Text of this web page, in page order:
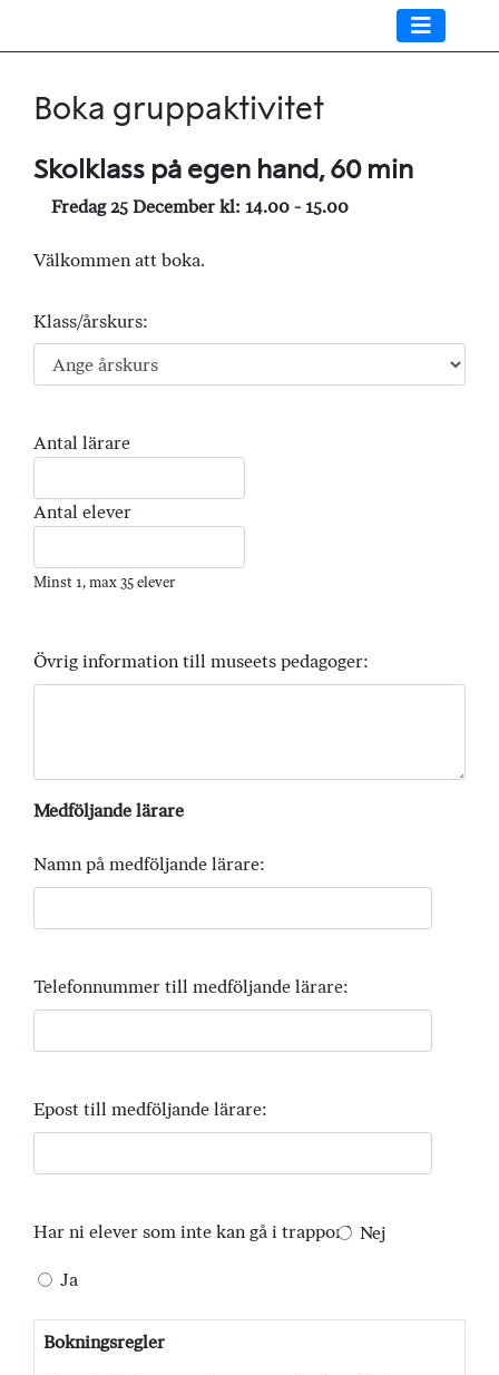
Boka gruppaktivitet
Skolklass på egen hand, 60 min
Fredag 25 December kl: 14.00 - 15.00
Välkommen att boka.
Klass/årskurs:
Antal lärare
Antal elever
Minst 1, max 35 elever
Övrig information till museets pedagoger:
Medföljande lärare
Namn på medföljande lärare:
Telefonnummer till medföljande lärare:
Epost till medföljande lärare:
Har ni elever som inte kan gå i trappor? Nej
Ja
Bokningsregler